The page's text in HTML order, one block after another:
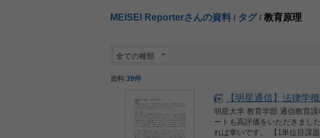
MEISEI Reporterさんの資料 / タグ / 教育原理
全ての種類
資料:39件
【明星通信】法律学
明星大学 教育学部 通信教育
ートも高評価をいただきまし
れば幸いです。 【1単位目課